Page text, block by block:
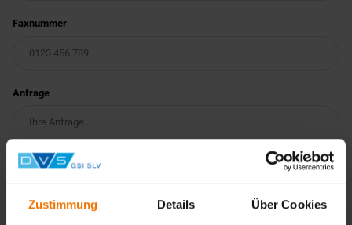
Zustimmung Details Über Cookies
Faxnummer
Anfrage